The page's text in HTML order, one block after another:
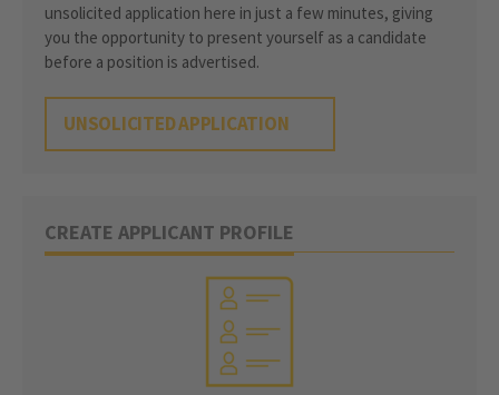
unsolicited application here in just a few minutes, giving
you the opportunity to present yourself as a candidate
before a position is advertised.
UNSOLICITED APPLICATION
CREATE APPLICANT PROFILE